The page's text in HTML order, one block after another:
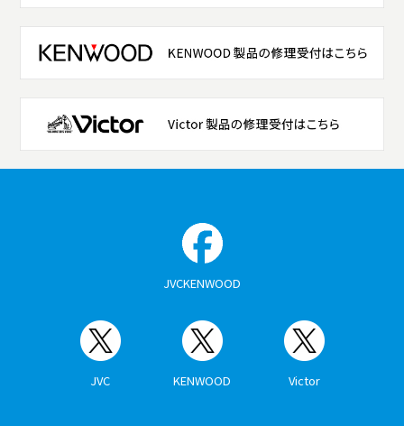
JVCKENWOOD
JVC KENWOOD Victor